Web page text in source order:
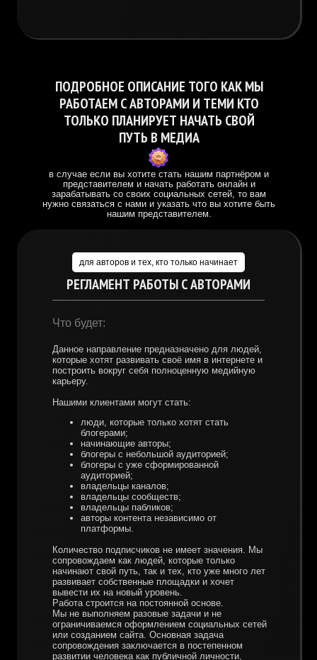
ПОДРОБНОЕ ОПИСАНИЕ ТОГО КАК МЫ
РАБОТАЕМ С АВТОРАМИ И ТЕМИ КТО
ТОЛЬКО ПЛАНИРУЕТ НАЧАТЬ СВОЙ
ПУТЬ В МЕДИА
в случае если вы хотите стать нашим партнёром и
представителем и начать работать онлайн и
зарабатывать со своих социальных сетей, то вам
нужно связаться с нами и указать что вы хотите быть
нашим представителем.
РЕГЛАМЕНТ РАБОТЫ С АВТОРАМИ
Что будет:
Данное направление предназначено для людей,
которые хотят развивать своё имя в интернете и
построить вокруг себя полноценную медийную
карьеру.
Нашими клиентами могут стать:
люди, которые только хотят стать
блогерами;
начинающие авторы;
блогеры с небольшой аудиторией;
блогеры с уже сформированной
аудиторией;
владельцы каналов;
владельцы сообществ;
владельцы пабликов;
авторы контента независимо от
платформы.
Количество подписчиков не имеет значения. Мы
сопровождаем как людей, которые только
начинают свой путь, так и тех, кто уже много лет
развивает собственные площадки и хочет
вывести их на новый уровень.
Работа строится на постоянной основе.
Мы не выполняем разовые задачи и не
ограничиваемся оформлением социальных сетей
или созданием сайта. Основная задача
сопровождения заключается в постепенном
развитии человека как публичной личности,
для авторов и тех, кто только начинает